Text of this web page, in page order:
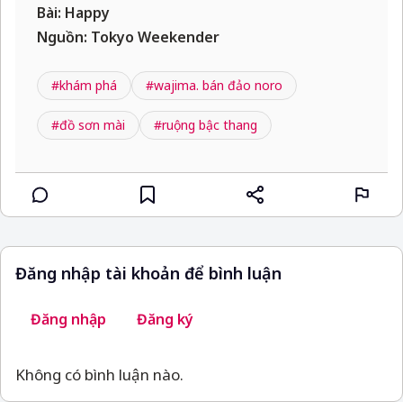
Bài: Happy
Nguồn: Tokyo Weekender
#khám phá #wajima. bán đảo noro
#đồ sơn mài #ruộng bậc thang
Đăng nhập tài khoản để bình luận
Đăng nhập Đăng ký
Không có bình luận nào.